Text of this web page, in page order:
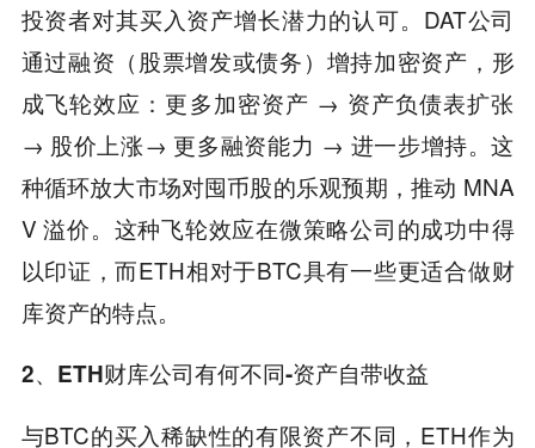
投资者对其买入资产增长潜力的认可。DAT公司
通过融资（股票增发或债务）增持加密资产，形
成飞轮效应：更多加密资产 → 资产负债表扩张
→ 股价上涨→ 更多融资能力 → 进一步增持。这
种循环放大市场对囤币股的乐观预期，推动 MNA
V 溢价。这种飞轮效应在微策略公司的成功中得
以印证，而ETH相对于BTC具有一些更适合做财
库资产的特点。
2、ETH财库公司有何不同-资产自带收益
与BTC的买入稀缺性的有限资产不同，ETH作为